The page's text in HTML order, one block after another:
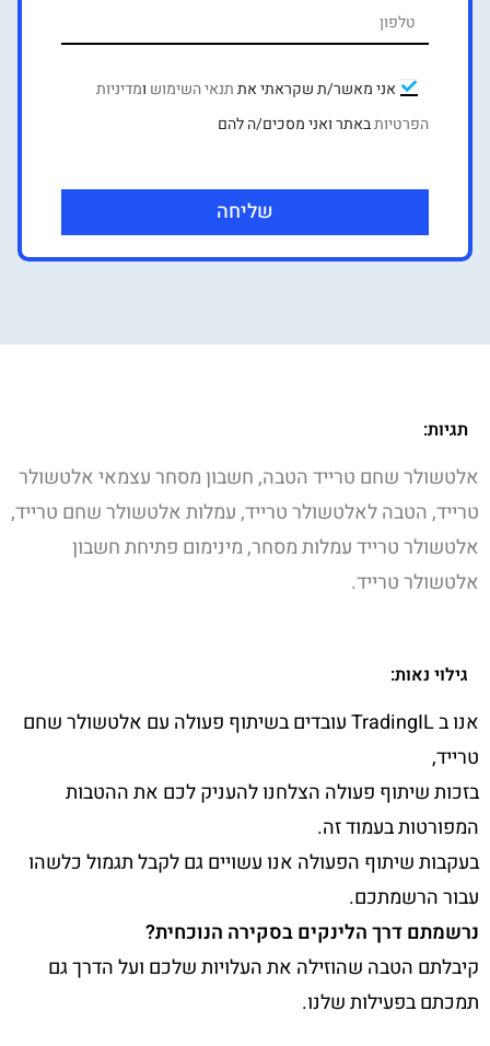
אני מאשר/ת שקראתי אתתנאי השימוש ומדיניות
הפרטיותבאתר ואני מסכים/ה להם
שליחה
תגיות:
אלטשולר שחם טרייד הטבה, חשבון מסחר עצמאי אלטשולר
טרייד, הטבה לאלטשולר טרייד, עמלות אלטשולר שחם טרייד,
אלטשולר טרייד עמלות מסחר, מינימום פתיחת חשבון
אלטשולר טרייד.
גילוי נאות:
אנו ב TradingIL עובדים בשיתוף פעולה עם אלטשולר שחם
טרייד,
בזכות שיתוף פעולה הצלחנו להעניק לכם את ההטבות
המפורטות בעמוד זה.
בעקבות שיתוף הפעולה אנו עשויים גם לקבל תגמול כלשהו
עבור הרשמתכם.
נרשמתם דרך הלינקים בסקירה הנוכחית?
קיבלתם הטבה שהוזילה את העלויות שלכם ועל הדרך גם
תמכתם בפעילות שלנו.